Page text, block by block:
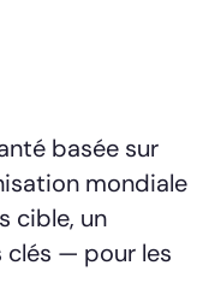
basée sur
mondiale
cible, un
clés — pour les